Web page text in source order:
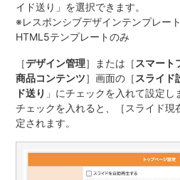
イド送り」を選択できます。
※レスポンシブデザインテンプレー
HTML5テンプレートのみ
［デザイン管理］または［ スマート
商品コンテンツ］画面の［ スライド
ド送り 」にチェックを入れて設定し
チェックを入れると、［スライド現
定されます。